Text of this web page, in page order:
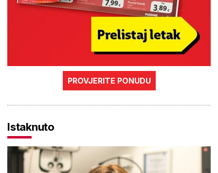
PROVJERITE PONUDU
Istaknuto